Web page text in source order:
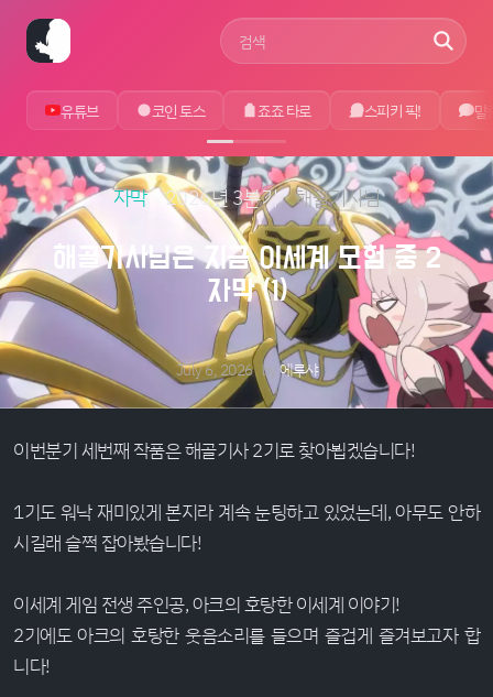
사이트 검색어
유튜브 코인 토스 죠죠 타로 스피키 픽! 말
자막 2026년 3분기 해골기사님
해골기사님은 지금 이세계 모험 중 2
자막 (1)
July 6, 2026 by 에루샤
이번분기 세번째 작품은 해골기사 2기로 찾아뵙겠습니다!
1기도 워낙 재미있게 본지라 계속 눈팅하고 있었는데, 아무도 안하
시길래 슬쩍 잡아봤습니다!
이세계 게임 전생 주인공, 아크의 호탕한 이세계 이야기!
2기에도 아크의 호탕한 웃음소리를 들으며 즐겁게 즐겨보고자 합
니다!